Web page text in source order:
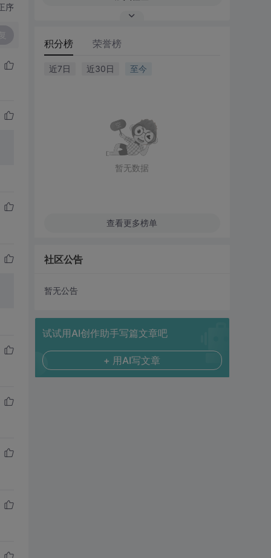
序
积分榜 荣誉榜
近7日 近30日 至今
暂无数据
查看更多榜单
社区公告
暂无公告
试试用AI创作助手写篇文章吧
+ 用AI写文章